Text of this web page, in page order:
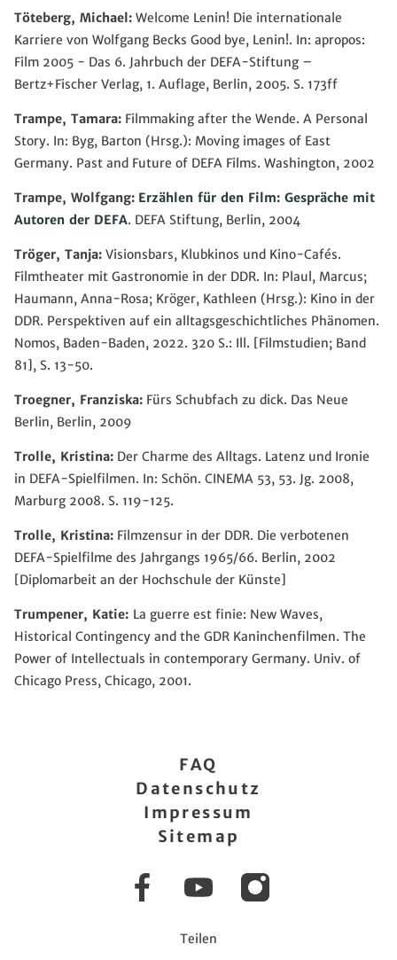
Töteberg, Michael: Welcome Lenin! Die internationale
Karriere von Wolfgang Becks Good bye, Lenin!. In: apropos:
Film 2005 - Das 6. Jahrbuch der DEFA-Stiftung –
Bertz+Fischer Verlag, 1. Auflage, Berlin, 2005. S. 173ff
Trampe, Tamara: Filmmaking after the Wende. A Personal
Story. In: Byg, Barton (Hrsg.): Moving images of East
Germany. Past and Future of DEFA Films. Washington, 2002
Trampe, Wolfgang: Erzählen für den Film: Gespräche mit
Autoren der DEFA. DEFA Stiftung, Berlin, 2004
Tröger, Tanja: Visionsbars, Klubkinos und Kino-Cafés.
Filmtheater mit Gastronomie in der DDR. In: Plaul, Marcus;
Haumann, Anna-Rosa; Kröger, Kathleen (Hrsg.): Kino in der
DDR. Perspektiven auf ein alltagsgeschichtliches Phänomen.
Nomos, Baden-Baden, 2022. 320 S.: Ill. [Filmstudien; Band
81], S. 13-50.
Troegner, Franziska: Fürs Schubfach zu dick. Das Neue
Berlin, Berlin, 2009
Trolle, Kristina: Der Charme des Alltags. Latenz und Ironie
in DEFA-Spielfilmen. In: Schön. CINEMA 53, 53. Jg. 2008,
Marburg 2008. S. 119-125.
Trolle, Kristina: Filmzensur in der DDR. Die verbotenen
DEFA-Spielfilme des Jahrgangs 1965/66. Berlin, 2002
[Diplomarbeit an der Hochschule der Künste]
Trumpener, Katie: La guerre est finie: New Waves,
Historical Contingency and the GDR Kaninchenfilmen. The
Power of Intellectuals in contemporary Germany. Univ. of
Chicago Press, Chicago, 2001.
Teilen
FacebookYouTubeInstagram
FAQ
Datenschutz
Impressum
Sitemap